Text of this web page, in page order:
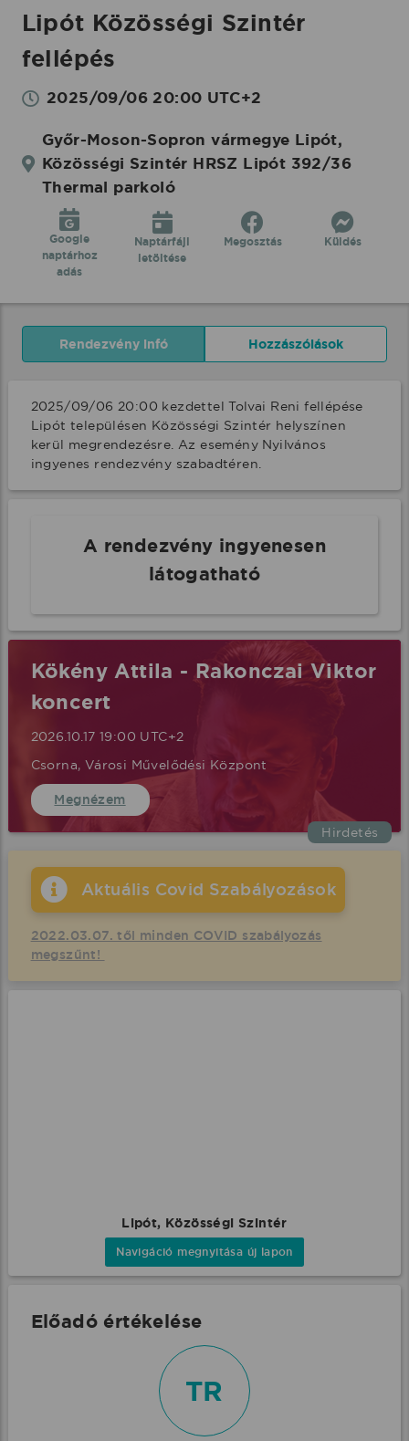
Lipót Közösségi Szintér
fellépés
2025/09/06 20:00 UTC+2
Győr-Moson-Sopron vármegye Lipót,
Közösségi Szintér HRSZ Lipót 392/36
Thermal parkoló
Google
naptárhoz
adás
Naptárfájl
letöltése
Megosztás Küldés
Rendezvény infó Hozzászólások
2025/09/06 20:00 kezdettel Tolvai Reni fellépése
Lipót településen Közösségi Szintér helyszínen
kerül megrendezésre. Az esemény Nyilvános
ingyenes rendezvény szabadtéren.
A rendezvény ingyenesen
látogatható
Hirdetés
Kökény Attila - Rakonczai Viktor
koncert
2026.10.17 19:00 UTC+2
Csorna, Városi Művelődési Központ
Megnézem
Aktuális Covid Szabályozások
2022.03.07. től minden COVID szabályozás
megszűnt!
Lipót, Közösségi Szintér
Navigáció megnyitása új lapon
Előadó értékelése
TR